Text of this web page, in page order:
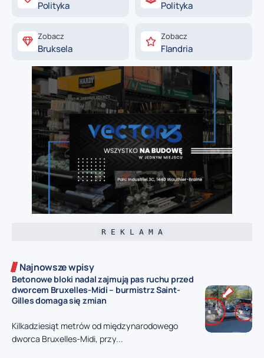
Polityka Polityka
Zobacz
Bruksela
Zobacz
Flandria
R E K L A M A
Najnowsze wpisy
Betonowe bloki nadal zajmują pas ruchu przed
dworcem Bruxelles-Midi – burmistrz Saint-
Gilles domaga się zmian
Kilkadziesiąt metrów od międzynarodowego
dworca Bruxelles-Midi, przy...